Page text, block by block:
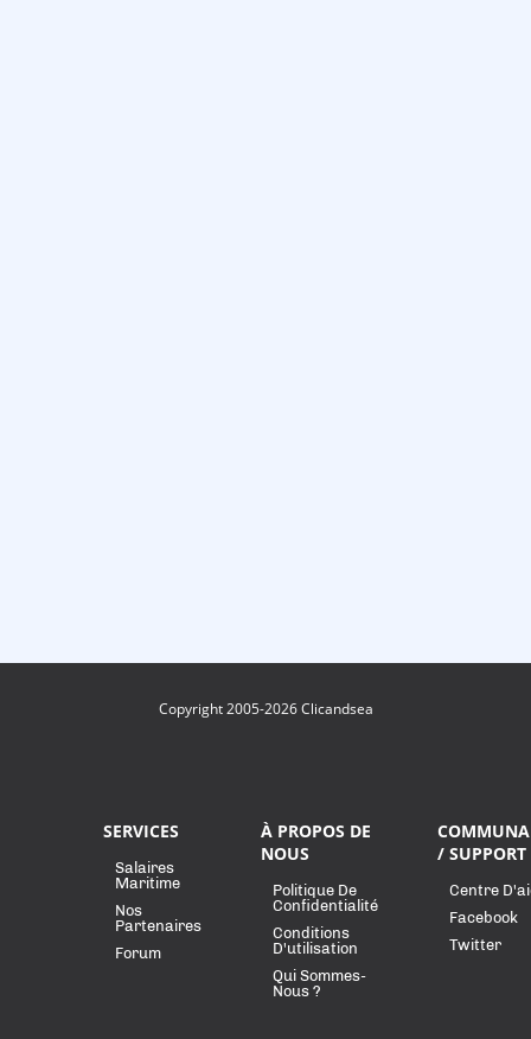
Copyright 2005-2026 Clicandsea
SERVICES
Salaires
Maritime
Nos
Partenaires
Forum
À PROPOS DE
NOUS
Politique De
Confidentialité
Conditions
D'utilisation
Qui Sommes-
Nous ?
/ SUPPORT
Centre
Facebook
Twitter